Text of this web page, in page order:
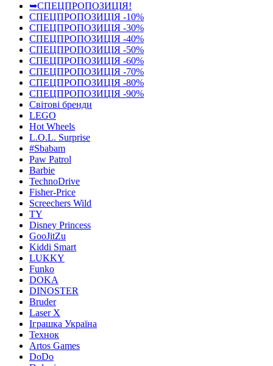
➥СПЕЦПРОПОЗИЦІЯ!
СПЕЦПРОПОЗИЦІЯ -10%
СПЕЦПРОПОЗИЦІЯ -30%
СПЕЦПРОПОЗИЦІЯ -40%
СПЕЦПРОПОЗИЦІЯ -50%
СПЕЦПРОПОЗИЦІЯ -60%
СПЕЦПРОПОЗИЦІЯ -70%
СПЕЦПРОПОЗИЦІЯ -80%
СПЕЦПРОПОЗИЦІЯ -90%
Світові бренди
LEGO
Hot Wheels
L.O.L. Surprise
#Sbabam
Paw Patrol
Barbie
TechnoDrive
Fisher-Price
Screechers Wild
TY
Disney Princess
GooJitZu
Kiddi Smart
LUKKY
Funko
DOKA
DINOSTER
Bruder
Laser X
Іграшка Україна
Технок
Artos Games
DoDo